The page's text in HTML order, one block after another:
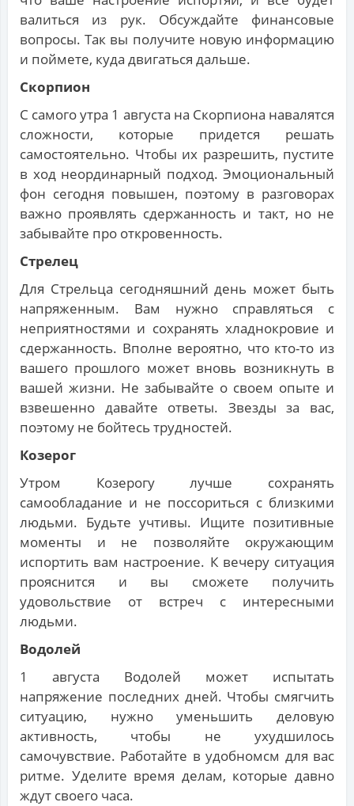
валиться из рук. Обсуждайте финансовые
вопросы. Так вы получите новую информацию
и поймете, куда двигаться дальше.
Скорпион
С самого утра 1 августа на Скорпиона навалятся
сложности, которые придется решать
самостоятельно. Чтобы их разрешить, пустите
в ход неординарный подход. Эмоциональный
фон сегодня повышен, поэтому в разговорах
важно проявлять сдержанность и такт, но не
забывайте про откровенность.
Стрелец
Для Стрельца сегодняшний день может быть
напряженным. Вам нужно справляться с
неприятностями и сохранять хладнокровие и
сдержанность. Вполне вероятно, что кто-то из
вашего прошлого может вновь возникнуть в
вашей жизни. Не забывайте о своем опыте и
взвешенно давайте ответы. Звезды за вас,
поэтому не бойтесь трудностей.
Козерог
Утром Козерогу лучше сохранять
самообладание и не поссориться с близкими
людьми. Будьте учтивы. Ищите позитивные
моменты и не позволяйте окружающим
испортить вам настроение. К вечеру ситуация
прояснится и вы сможете получить
удовольствие от встреч с интересными
людьми.
Водолей
1 августа Водолей может испытать
напряжение последних дней. Чтобы смягчить
ситуацию, нужно уменьшить деловую
активность, чтобы не ухудшилось
самочувствие. Работайте в удобномсм для вас
ритме. Уделите время делам, которые давно
ждут своего часа.